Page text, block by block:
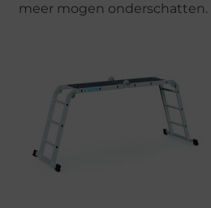
meer mogen onderschatten.